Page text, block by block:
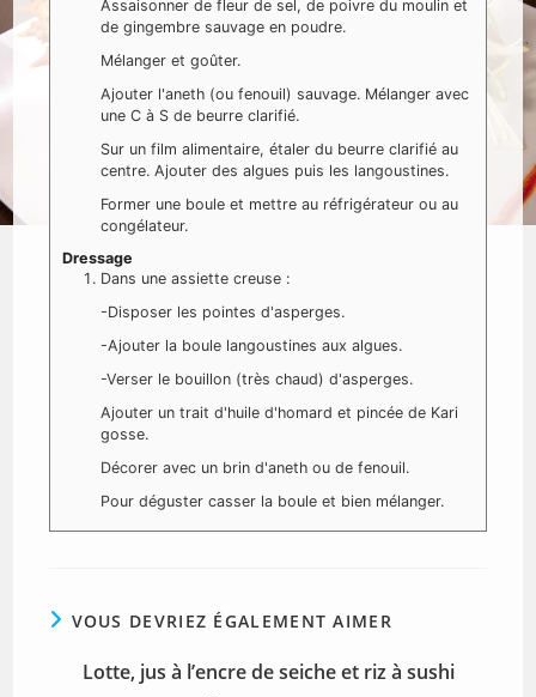
Assaisonner de fleur de sel, de poivre du moulin et
de gingembre sauvage en poudre.
Mélanger et goûter.
Ajouter l'aneth (ou fenouil) sauvage. Mélanger avec
une C à S de beurre clarifié.
Sur un film alimentaire, étaler du beurre clarifié au
centre. Ajouter des algues puis les langoustines.
Former une boule et mettre au réfrigérateur ou au
congélateur.
Dressage
Dans une assiette creuse :
-Disposer les pointes d'asperges.
-Ajouter la boule langoustines aux algues.
-Verser le bouillon (très chaud) d'asperges.
Ajouter un trait d'huile d'homard et pincée de Kari
gosse.
Décorer avec un brin d'aneth ou de fenouil.
Pour déguster casser la boule et bien mélanger.
VOUS DEVRIEZ ÉGALEMENT AIMER
Lotte, jus à l’encre de seiche et riz à sushi